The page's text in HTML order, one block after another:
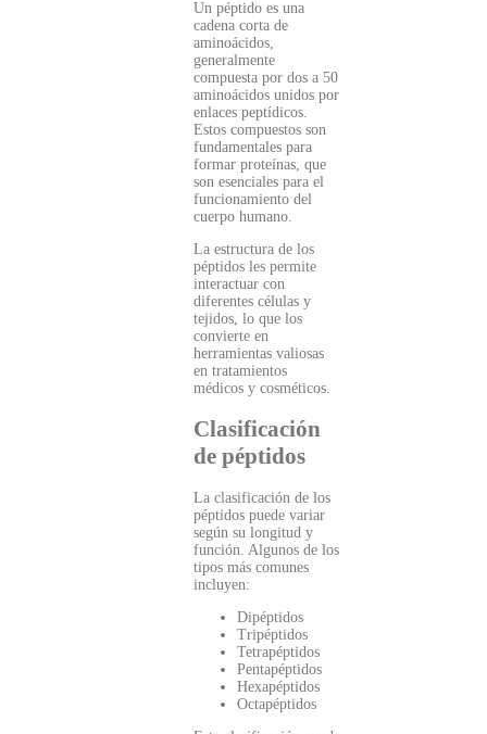
Un péptido es una
cadena corta de
aminoácidos,
generalmente
compuesta por dos a 50
aminoácidos unidos por
enlaces peptídicos.
Estos compuestos son
fundamentales para
formar proteínas, que
son esenciales para el
funcionamiento del
cuerpo humano.
La estructura de los
péptidos les permite
interactuar con
diferentes células y
tejidos, lo que los
convierte en
herramientas valiosas
en tratamientos
médicos y cosméticos.
Clasificación
de péptidos
La clasificación de los
péptidos puede variar
según su longitud y
función. Algunos de los
tipos más comunes
incluyen:
Dipéptidos
Tripéptidos
Tetrapéptidos
Pentapéptidos
Hexapéptidos
Octapéptidos